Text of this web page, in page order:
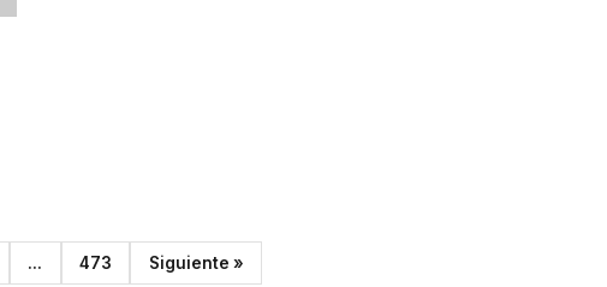
... 473 Siguiente »